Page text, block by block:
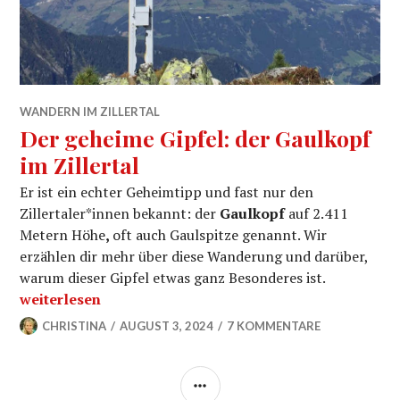
WANDERN IM ZILLERTAL
Der geheime Gipfel: der Gaulkopf
im Zillertal
Er ist ein echter Geheimtipp und fast nur den
Zillertaler*innen bekannt: der Gaulkopfauf 2.411
Metern Höhe, oft auch Gaulspitze genannt. Wir
erzählen dir mehr über diese Wanderung und darüber,
warum dieser Gipfel etwas ganz Besonderes ist.
„Der geheime Gipfel: der Gaulkopf im Zillertal“
weiterlesen
CHRISTINA AUGUST 3, 2024 7 KOMMENTARE
SEITENLEISTE